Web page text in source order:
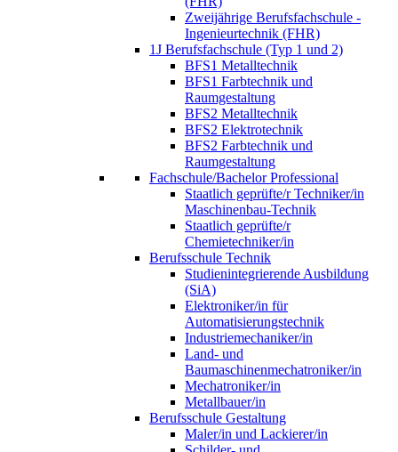
Zweijährige Berufsfachschule -
Ingenieurtechnik (FHR)
1J Berufsfachschule (Typ 1 und 2)
BFS1 Metalltechnik
BFS1 Farbtechnik und
Raumgestaltung
BFS2 Metalltechnik
BFS2 Elektrotechnik
BFS2 Farbtechnik und
Raumgestaltung
Fachschule/Bachelor Professional
Staatlich geprüfte/r Techniker/in
Maschinenbau-Technik
Staatlich geprüfte/r
Chemietechniker/in
Berufsschule Technik
Studienintegrierende Ausbildung
(SiA)
Elektroniker/in für
Automatisierungstechnik
Industriemechaniker/in
Land- und
Baumaschinenmechatroniker/in
Mechatroniker/in
Metallbauer/in
Berufsschule Gestaltung
Maler/in und Lackierer/in